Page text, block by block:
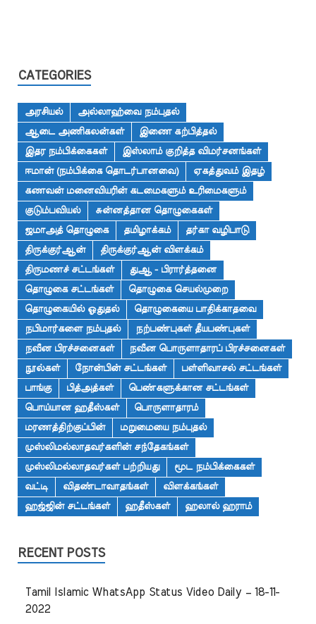
CATEGORIES
அரசியல்
அல்லாஹ்வை நம்புதல்
ஆடை அணிகலன்கள்
இணை கற்பித்தல்
இதர நம்பிக்கைகள்
இஸ்லாம் குறித்த விமர்சனங்கள்
ஈமான் (நம்பிக்கை தொடர்பானவை)
ஏகத்துவம் இதழ்
கணவன் மனைவியரின் கடமைகளும் உரிமைகளும்
குடும்பவியல்
சுன்னத்தான தொழுகைகள்
ஜமாஅத் தொழுகை
தமிழாக்கம்
தர்கா வழிபாடு
திருக்குர்ஆன்
திருக்குர்ஆன் விளக்கம்
திருமணச் சட்டங்கள்
துஆ - பிரார்த்தனை
தொழுகை சட்டங்கள்
தொழுகை செயல்முறை
தொழுகையில் ஓதுதல்
தொழுகையை பாதிக்காதவை
நபிமார்களை நம்புதல்
நற்பண்புகள் தீயபண்புகள்
நவீன பிரச்சனைகள்
நவீன பொருளாதாரப் பிரச்சனைகள்
நூல்கள்
நோன்பின் சட்டங்கள்
பள்ளிவாசல் சட்டங்கள்
பாங்கு
பித்அத்கள்
பெண்களுக்கான சட்டங்கள்
பொய்யான ஹதீஸ்கள்
பொருளாதாரம்
மரணத்திற்குப்பின்
மறுமையை நம்புதல்
முஸ்லிமல்லாதவர்களின் சந்தேகங்கள்
முஸ்லிமல்லாதவர்கள் பற்றியது
மூட நம்பிக்கைகள்
வட்டி
விதண்டாவாதங்கள்
விளக்கங்கள்
ஹஜ்ஜின் சட்டங்கள்
ஹதீஸ்கள் ஹலால் ஹராம்
RECENT POSTS
Tamil Islamic WhatsApp Status Video Daily – 18-11-
2022